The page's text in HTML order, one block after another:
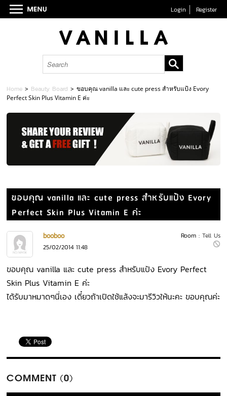
Login Register
Home > Beauty Board >ขอบคุณ vanilla และ cute press สำหรับแป้ง Evory
Perfect Skin Plus Vitamin E ค่ะ
ขอบคุณ vanilla และ cute press สำหรับแป้ง Evory
Perfect Skin Plus Vitamin E ค่ะ
Room : Tell Us
booboo
25/02/2014 11:48
ขอบคุณ vanilla และ cute press สำหรับแป้ง Evory Perfect
Skin Plus Vitamin E ค่ะ
ได้รับมาหมาดๆนี่เอง เดี๋ยวถ้าเปิดใช้แล้งจะมารีวิวให้นะคะ ขอบคุณค่ะ
COMMENT (0)